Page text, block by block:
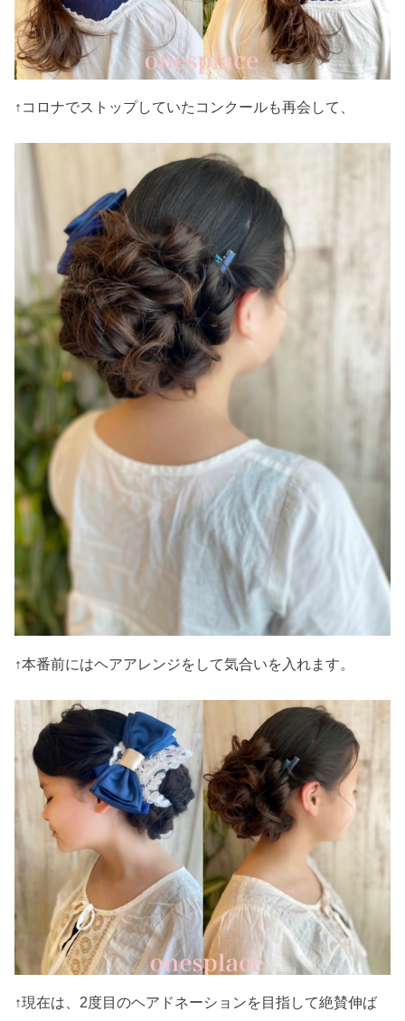
↑コロナでストップしていたコンクールも再会して、
↑本番前にはヘアアレンジをして気合いを入れます。
↑現在は、2度目のヘアドネーションを目指して絶賛伸ば